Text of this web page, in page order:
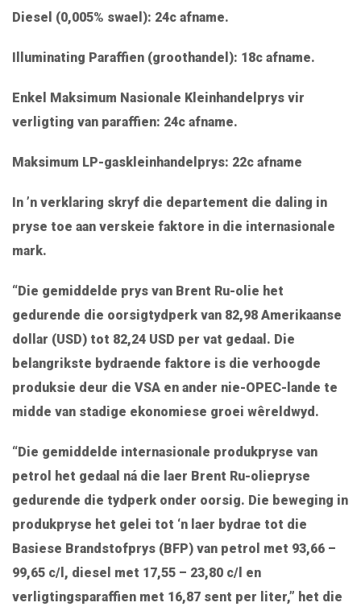
Diesel (0,005% swael): 24c afname.
Illuminating Paraffien (groothandel): 18c afname.
Enkel Maksimum Nasionale Kleinhandelprys vir
verligting van paraffien: 24c afname.
Maksimum LP-gaskleinhandelprys: 22c afname
In ’n verklaring skryf die departement die daling in
pryse toe aan verskeie faktore in die internasionale
mark.
“Die gemiddelde prys van Brent Ru-olie het
gedurende die oorsigtydperk van 82,98 Amerikaanse
dollar (USD) tot 82,24 USD per vat gedaal. Die
belangrikste bydraende faktore is die verhoogde
produksie deur die VSA en ander nie-OPEC-lande te
midde van stadige ekonomiese groei wêreldwyd.
“Die gemiddelde internasionale produkpryse van
petrol het gedaal ná die laer Brent Ru-oliepryse
gedurende die tydperk onder oorsig. Die beweging in
produkpryse het gelei tot ‘n laer bydrae tot die
Basiese Brandstofprys (BFP) van petrol met 93,66 –
99,65 c/l, diesel met 17,55 – 23,80 c/l en
verligtingsparaffien met 16,87 sent per liter,” het die